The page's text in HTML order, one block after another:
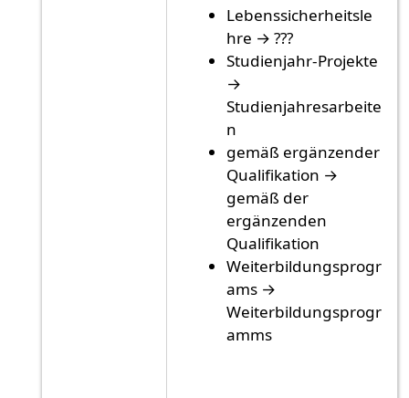
Lebenssicherheitsle
hre → ???
Studienjahr-Projekte
→
Studienjahresarbeite
n
gemäß ergänzender
Qualifikation →
gemäß der
ergänzenden
Qualifikation
Weiterbildungsprogr
ams →
Weiterbildungsprogr
amms